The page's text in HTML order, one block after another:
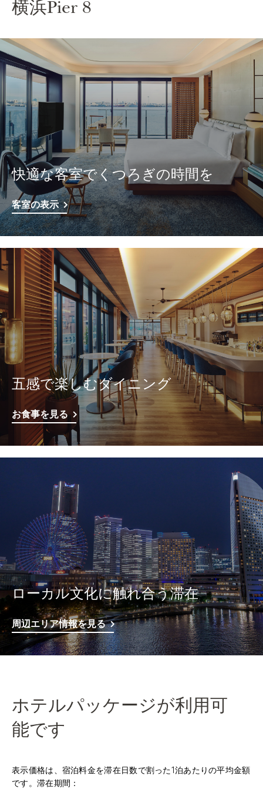
横浜Pier 8
快適な客室でくつろぎの時間を
客室の表示
五感で楽しむダイニング
お食事を見る
ローカル文化に触れ合う滞在
周辺エリア情報を見る
ホテルパッケージが利用可
能です
表示価格は、宿泊料金を滞在日数で割った1泊あたりの平均金額
です。滞在期間：